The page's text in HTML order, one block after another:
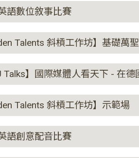
語數位敘事比賽
Talents 斜槓工作坊】基礎萬
】國際媒體人看天下 - 在德
Talents 斜槓工作坊】示範場
語創意配音比賽